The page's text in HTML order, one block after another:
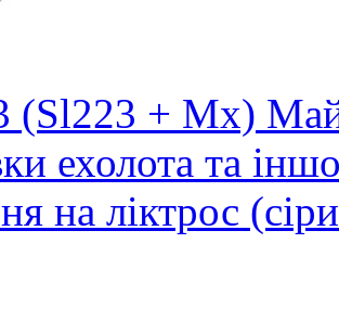
(Sl223 + Mx)
ехолота та
на ліктрос